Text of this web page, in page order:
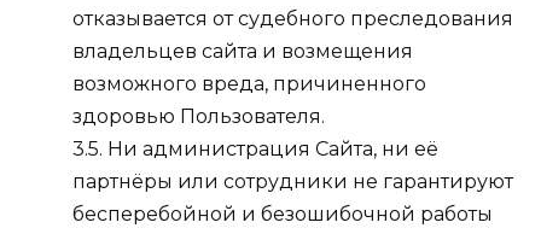
отказывается от судебного преследования
владельцев сайта и возмещения
возможного вреда, причиненного
здоровью Пользователя.
3.5. Ни администрация Сайта, ни её
партнёры или сотрудники не гарантируют
бесперебойной и безошибочной работы